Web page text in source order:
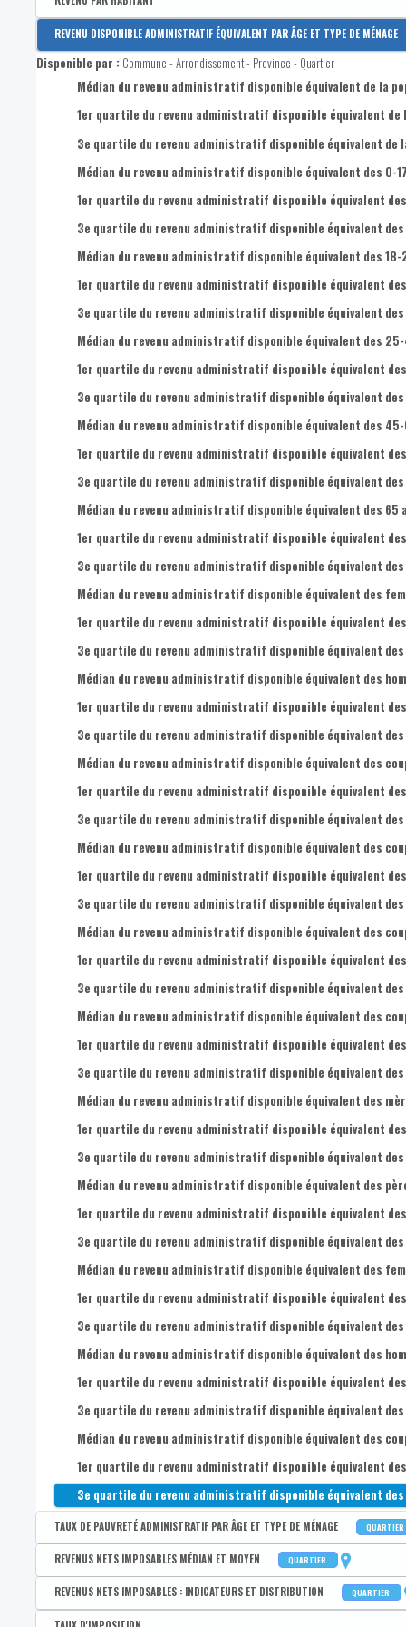
Disponible par :Arrondissement - Province
Revenu disponible par habitant
Revenus primaires par habitant
REVENU DISPONIBLE ADMINISTRATIF ÉQUIVALENT PAR ÂGE ET TYPE DE MÉNAGE
Disponible par : Commune - Arrondissement - Province - Quartier
Médian du revenu administratif disponible équivalent de la
1er quartile du revenu administratif disponible équivalent de
3e quartile du revenu administratif disponible équivalent de
Médian du revenu administratif disponible équivalent des 0-
1er quartile du revenu administratif disponible équivalent
3e quartile du revenu administratif disponible équivalent des
Médian du revenu administratif disponible équivalent des 18-
1er quartile du revenu administratif disponible équivalent
3e quartile du revenu administratif disponible équivalent des
Médian du revenu administratif disponible équivalent des
1er quartile du revenu administratif disponible équivalent
3e quartile du revenu administratif disponible équivalent
Médian du revenu administratif disponible équivalent des
1er quartile du revenu administratif disponible équivalent
3e quartile du revenu administratif disponible équivalent
Médian du revenu administratif disponible équivalent des 65
1er quartile du revenu administratif disponible équivalent
3e quartile du revenu administratif disponible équivalent
Médian du revenu administratif disponible équivalent des
1er quartile du revenu administratif disponible équivalent
3e quartile du revenu administratif disponible équivalent des
Médian du revenu administratif disponible équivalent des
1er quartile du revenu administratif disponible équivalent des
3e quartile du revenu administratif disponible équivalent des
Médian du revenu administratif disponible équivalent des
1er quartile du revenu administratif disponible équivalent
3e quartile du revenu administratif disponible équivalent des
Médian du revenu administratif disponible équivalent des
1er quartile du revenu administratif disponible équivalent
3e quartile du revenu administratif disponible équivalent des
Médian du revenu administratif disponible équivalent des
1er quartile du revenu administratif disponible équivalent
3e quartile du revenu administratif disponible équivalent des
Médian du revenu administratif disponible équivalent des
1er quartile du revenu administratif disponible équivalent
3e quartile du revenu administratif disponible équivalent
Médian du revenu administratif disponible équivalent des
1er quartile du revenu administratif disponible équivalent
3e quartile du revenu administratif disponible équivalent
Médian du revenu administratif disponible équivalent des
1er quartile du revenu administratif disponible équivalent
3e quartile du revenu administratif disponible équivalent
Médian du revenu administratif disponible équivalent des
1er quartile du revenu administratif disponible équivalent
3e quartile du revenu administratif disponible équivalent des
Médian du revenu administratif disponible équivalent des
1er quartile du revenu administratif disponible équivalent
3e quartile du revenu administratif disponible équivalent des
Médian du revenu administratif disponible équivalent des
1er quartile du revenu administratif disponible équivalent
3e quartile du revenu administratif disponible équivalent des
TAUX DE PAUVRETÉ ADMINISTRATIF PAR ÂGE ET TYPE DE MÉNAGE QUARTIER
Disponible par : Commune - Arrondissement - Province - Quartier
Taux de pauvreté administratif de la population
Taux de pauvreté administratif des 0-17 ans
REVENUS NETS IMPOSABLES MÉDIAN ET MOYEN QUARTIER
Disponible par : Commune - Arrondissement - Province - Quartier
Revenu médian par déclaration
REVENUS NETS IMPOSABLES : INDICATEURS ET DISTRIBUTION QUARTIER